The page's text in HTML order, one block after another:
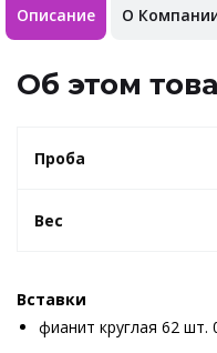
Описание О
Об этом
Проба
Вес
Вставки
фианит круглая 62 шт.